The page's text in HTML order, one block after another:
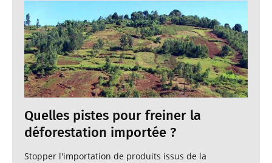
Quelles pistes pour freiner la
déforestation importée ?
Stopper l'importation de produits issus de la